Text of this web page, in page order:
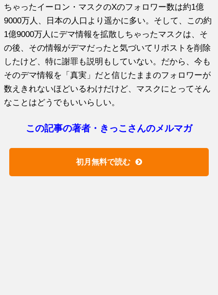
ちゃったイーロン・マスクのXのフォロワー数は約1億
9000万人、日本の人口より遥かに多い。そして、この約
1億9000万人にデマ情報を拡散しちゃったマスクは、そ
の後、その情報がデマだったと気づいてリポストを削除
したけど、特に謝罪も説明もしていない。だから、今も
そのデマ情報を「真実」だと信じたままのフォロワーが
数えきれないほどいるわけだけど、マスクにとってそん
なことはどうでもいいらしい。
この記事の著者・きっこさんのメルマガ
初月無料で読む